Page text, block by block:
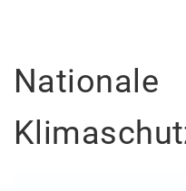
Nationale